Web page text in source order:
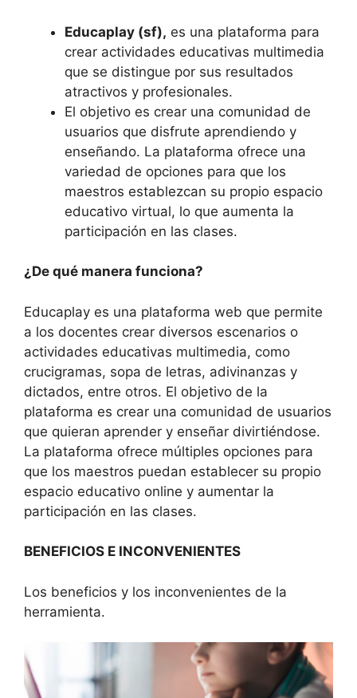
Educaplay (sf), es una plataforma para
crear actividades educativas multimedia
que se distingue por sus resultados
atractivos y profesionales.
El objetivo es crear una comunidad de
usuarios que disfrute aprendiendo y
enseñando. La plataforma ofrece una
variedad de opciones para que los
maestros establezcan su propio espacio
educativo virtual, lo que aumenta la
participación en las clases.
¿De qué manera funciona?
Educaplay es una plataforma web que permite
a los docentes crear diversos escenarios o
actividades educativas multimedia, como
crucigramas, sopa de letras, adivinanzas y
dictados, entre otros. El objetivo de la
plataforma es crear una comunidad de usuarios
que quieran aprender y enseñar divirtiéndose.
La plataforma ofrece múltiples opciones para
que los maestros puedan establecer su propio
espacio educativo online y aumentar la
participación en las clases.
BENEFICIOS E INCONVENIENTES
Los beneficios y los inconvenientes de la
herramienta.